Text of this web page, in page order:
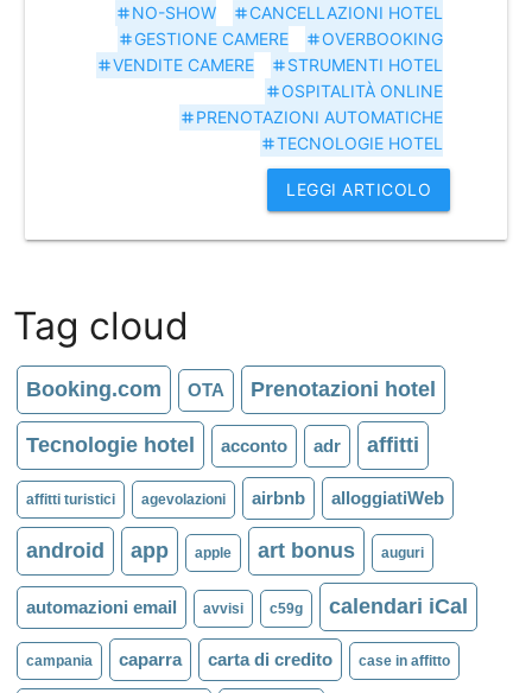
tag CANCELLAZIONI HOTEL
tag NO-SHOW
tag OVERBOOKING
tag GESTIONE CAMERE
tag STRUMENTI HOTEL
tagVENDITE CAMERE
tag OSPITALITÀ ONLINE
tag PRENOTAZIONI AUTOMATICHE
tagTECNOLOGIE HOTEL
LEGGI ARTICOLO
Tag cloud
Booking.com OTA Prenotazioni hotel
Tecnologie hotel acconto adr affitti
affitti turistici agevolazioni airbnb alloggiatiWeb
android app apple art bonus auguri
automazioni email avvisi c59g calendari iCal
campania caparra carta di credito case in affitto